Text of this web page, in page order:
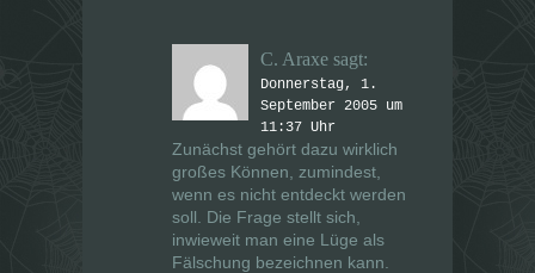
C. Araxe sagt:
Donnerstag, 1.
September 2005 um
11:37 Uhr
Zunächst gehört dazu wirklich
großes Können, zumindest,
wenn es nicht entdeckt werden
soll. Die Frage stellt sich,
inwieweit man eine Lüge als
Fälschung bezeichnen kann.